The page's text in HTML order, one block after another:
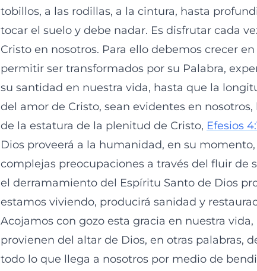
tobillos, a las rodillas, a la cintura, hasta
tocar el suelo y debe nadar. Es disfrutar cada
Cristo en nosotros. Para ello debemos crecer
permitir ser transformados por su Palabra,
su santidad en nuestra vida, hasta que la
del amor de Cristo, sean evidentes en
de la estatura de la plenitud de Cristo, Efesios
Dios proveerá a la humanidad, en su
complejas preocupaciones a través del fluir de
el derramamiento del Espíritu Santo de Dios
estamos viviendo, producirá sanidad y
Acojamos con gozo esta gracia en nuestra
provienen del altar de Dios, en otras palabras,
todo lo que llega a nosotros por medio de